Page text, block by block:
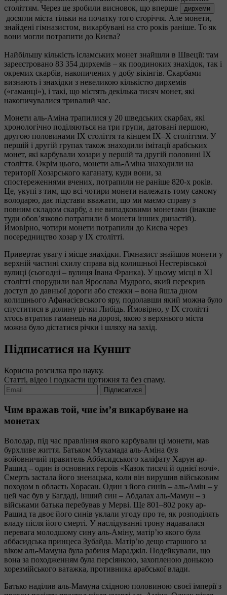
століттям. Через це зробили висновок, що вперше
дирхеми
досягли міста тільки на початку того сторіччя. Але монети,
знайдені гімназистом, викарбувані на сто років раніше. То як
вони могли потрапити до Києва?
Найбільшу кількість ісламських монет знайшли в Швеції: там
зареєстровано 83 354 дирхемів – як поодиноких знахідок, так і
окремих скарбів, накопичених у добу вікінгів. Скарбами
визнають і знахідки з невеликою кількістю дирхемів
(«гаманці»), і такі, що містять декілька тисяч монет, які
накопичувалися тривалий час.
Монети аль-Аміна трапилися у 20 шведських скарбах, які
хронологічно поділяються на три групи, датовані першою,
другою половинами IX століття та кінцем IX–X століттям. У
першій і другій групах також знаходили імітації арабських
монет, які карбували хозари у першій та другій половині IX
століття. Окрім цього, монети аль-Аміна знаходили на
території Хозарського каганату, куди вони, за
спостереженнями вчених, потрапили не раніше 820-х років.
Це, укупі з тим, що всі чотири монети належать тому самому
володарю, дає підстави вважати, що ми маємо справу з
повним складом скарбу, а не випадковими монетами (інакше
туди обов’язково потрапили б монети інших династій).
Ймовірно, чотири монети потрапили до Києва через
посередництво хозар у IX столітті.
Привертає увагу і місце знахідки. Гімназист знайшов монети у
верхній частині схилу справа від колишньої Нестерівської
вулиці (сьогодні – вулиця Івана Франка). У цьому місці в XI
столітті спорудили вал Ярослава Мудрого, який перекрив
доступ до давньої дороги або стежки – вона йшла дном
колишнього Афанасієвського яру, подолавши який можна було
спуститися в долину річки Либідь. Ймовірно, у IX столітті
хтось втратив гаманець на дорозі, якою з верхнього міста
можна було дістатися річки і шляху на захід.
Підписатися на Куншт
Корисна розсилка про науку.
Статті, відео і подкасти щотижня та без спаму.
Підписатися
Чим вражав той, чиє ім’я викарбуване на
монетах
Володар, під час правління якого карбували ці монети, мав
бурхливе життя. Батьком Мухамада аль-Аміна був
войовничий правитель Аббасидського халіфату Харун ар-
Рашид – один із основних героїв «Казок тисячі й однієї ночі».
Смерть застала його зненацька, коли він вирушив військовим
походом в область Хорасан. Один з його синів – аль-Амін – у
цей час був у Багдаді, інший син – Абдалах аль-Мамун – з
військами батька перебував у Мерві. Ще 801–802 року ар-
Рашид та двоє його синів уклали угоду про те, як розподілять
владу після його смерті. У наслідуванні трону надавалася
перевага молодшому сину аль-Аміну, матір’ю якого була
аббасидська принцеса Зубайда. Матір’ю дещо старшого за
віком аль-Мамуна була рабиня Мараджіл. Подейкували, що
вона за походженням була персіянкою, захопленою донькою
хорезмійського ватажка, противника арабської влади.
Батько наділив аль-Мамуна східною половиною своєї імперії з